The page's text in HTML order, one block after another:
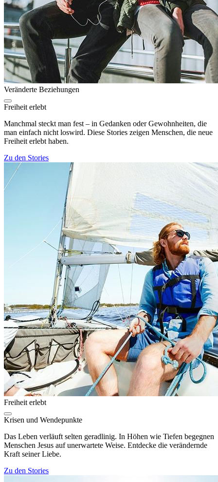
Veränderte Beziehungen
Freiheit erlebt
Manchmal steckt man fest – in Gedanken oder Gewohnheiten, die
man einfach nicht loswird. Diese Stories zeigen Menschen, die neue
Freiheit erlebt haben.
Zu den Stories
Freiheit erlebt
Krisen und Wendepunkte
Das Leben verläuft selten geradlinig. In Höhen wie Tiefen begegnen
Menschen Jesus auf unerwartete Weise. Entdecke die verändernde
Kraft seiner Liebe.
Zu den Stories